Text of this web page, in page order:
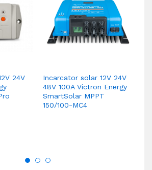
24V
Incarcator solar 12V 24V
48V 100A Victron Energy
SmartSolar MPPT
150/100-MC4